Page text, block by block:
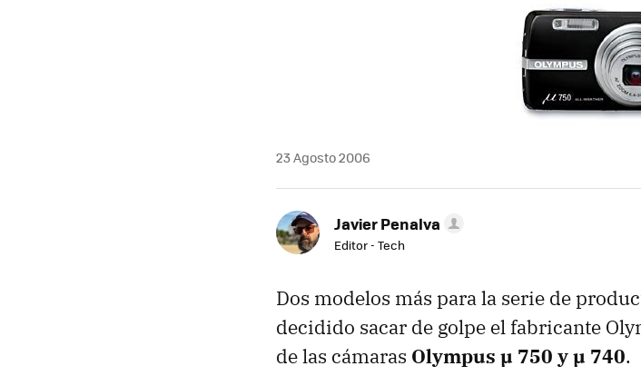
23 Agosto 2006
Javier Penalva
Editor - Tech
Dos modelos más para la serie de
decidido sacar de golpe el fabricante
de las cámaras Olympus µ 750 y µ 740.